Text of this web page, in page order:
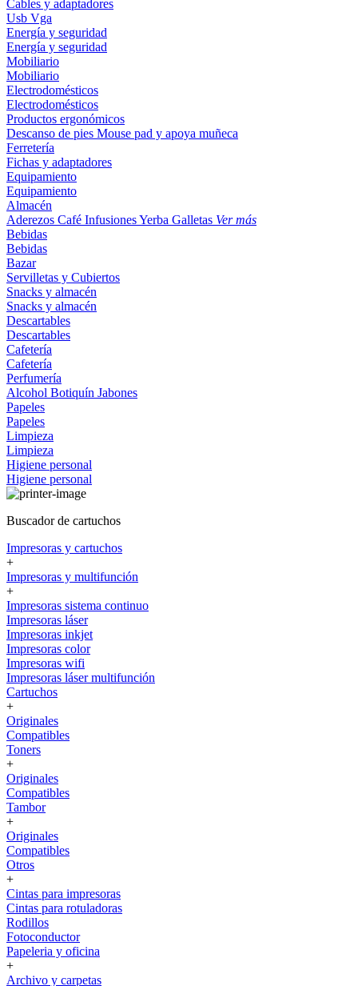
Cables y adaptadores
Usb Vga
Energía y seguridad
Energía y seguridad
Mobiliario
Mobiliario
Electrodomésticos
Electrodomésticos
Productos ergonómicos
Descanso de pies Mouse pad y apoya muñeca
Ferretería
Fichas y adaptadores
Equipamiento
Equipamiento
Almacén
Aderezos Café InfusionesYerba Galletas Ver más
Bebidas
Bebidas
Bazar
Servilletas y Cubiertos
Snacks y almacén
Snacks y almacén
Descartables
Descartables
Cafetería
Cafetería
Perfumería
Alcohol Botiquín Jabones
Papeles
Papeles
Limpieza
Limpieza
Higiene personal
Higiene personal
Buscador de cartuchos
Impresoras y cartuchos
+
Impresoras y multifunción
+
Impresoras sistema continuo
Impresoras láser
Impresoras inkjet
Impresoras color
Impresoras wifi
Impresoras láser multifunción
Cartuchos
+
Originales
Compatibles
Toners
+
Originales
Compatibles
Tambor
+
Originales
Compatibles
Otros
+
Cintas para impresoras
Cintas para rotuladoras
Rodillos
Fotoconductor
Papeleria y oficina
+
Archivo y carpetas